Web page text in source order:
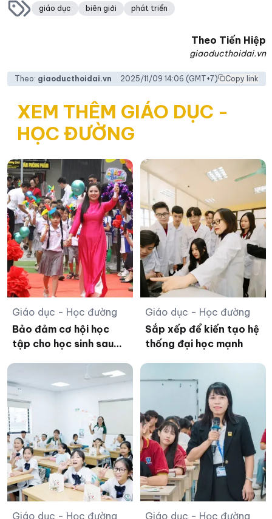
giáo dục biên giới phát triển
Theo Tiến Hiệp
giaoducthoidai.vn
Theo: giaoducthoidai.vn 2025/11/09 14:06 (GMT+7) Copy link
XEM THÊM GIÁO DỤC -
HỌC ĐƯỜNG
Giáo dục - Học đường
Bảo đảm cơ hội học
tập cho học sinh sau
Giáo dục - Học đường
Sắp xếp để kiến tạo hệ
thống đại học mạnh
Giáo dục - Học đường Giáo dục - Học đường